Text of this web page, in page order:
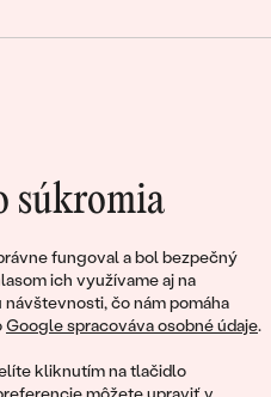
súkromia
fungoval a bol bezpečný
ich využívame aj na
čo nám pomáha
Google spracováva osobné údaje.
kliknutím na tlačidlo